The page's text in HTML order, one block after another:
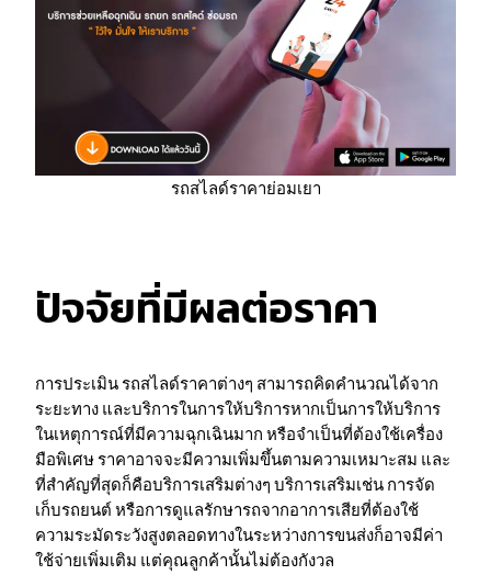
รถสไลด์ราคาย่อมเยา
ปัจจัยที่มีผลต่อราคา
การประเมิน รถสไลด์ราคาต่างๆ สามารถคิดคำนวณได้จาก
ระยะทาง และบริการในการให้บริการหากเป็นการให้บริการ
ในเหตุการณ์ที่มีความฉุกเฉินมาก หรือจำเป็นที่ต้องใช้เครื่อง
มือพิเศษ ราคาอาจจะมีความเพิ่มขึ้นตามความเหมาะสม และ
ที่สำคัญที่สุดก็คือบริการเสริมต่างๆ บริการเสริมเช่น การจัด
เก็บรถยนต์ หรือการดูแลรักษารถจากอาการเสียที่ต้องใช้
ความระมัดระวังสูงตลอดทางในระหว่างการขนส่งก็อาจมีค่า
ใช้จ่ายเพิ่มเติม แต่คุณลูกค้านั้นไม่ต้องกังวล